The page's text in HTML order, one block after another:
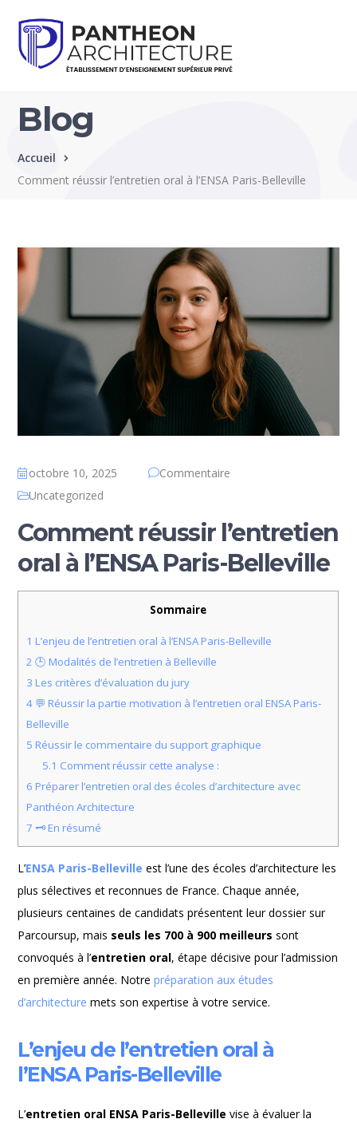
Blog
Accueil
Comment réussir l’entretien oral à l’ENSA Paris-Belleville
octobre 10, 2025
Commentaire
Uncategorized
Comment réussir l’entretien
oral à l’ENSA Paris-Belleville
Sommaire
1 L’enjeu de l’entretien oral à l’ENSA Paris-Belleville
2 🕒 Modalités de l’entretien à Belleville
3 Les critères d’évaluation du jury
4 💬 Réussir la partie motivation à l’entretien oral ENSA Paris-
Belleville
5 Réussir le commentaire du support graphique
5.1 Comment réussir cette analyse :
6 Préparer l’entretien oral des écoles d’architecture avec
Panthéon Architecture
7 🗝️ En résumé
L’ENSA Paris-Belleville est l’une des écoles d’architecture les
plus sélectives et reconnues de France. Chaque année,
plusieurs centaines de candidats présentent leur dossier sur
Parcoursup, mais seuls les 700 à 900 meilleurs sont
convoqués à l’entretien oral, étape décisive pour l’admission
en première année. Notrepréparation aux études
d’architecture mets son expertise à votre service.
L’enjeu de l’entretien oral à
l’ENSA Paris-Belleville
L’entretien oral ENSA Paris-Belleville vise à évaluer la